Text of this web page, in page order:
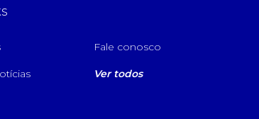
Fale conosco
Ver todos